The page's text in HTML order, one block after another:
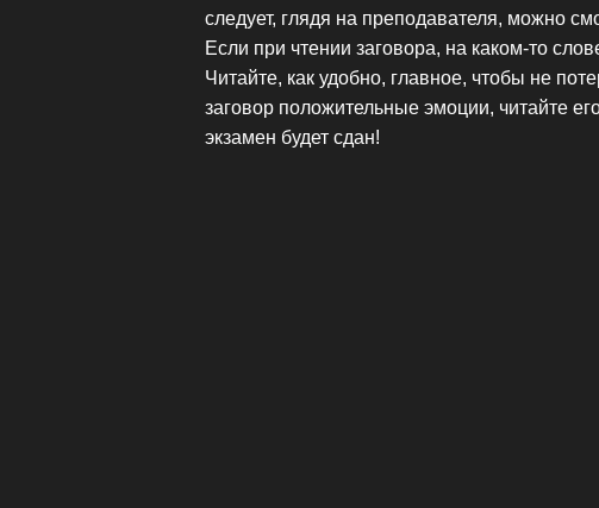
следует, глядя на преподавателя, можно
Если при чтении заговора, на каком-то
Читайте, как удобно, главное, чтобы не
заговор положительные эмоции, читайте
экзамен будет сдан!